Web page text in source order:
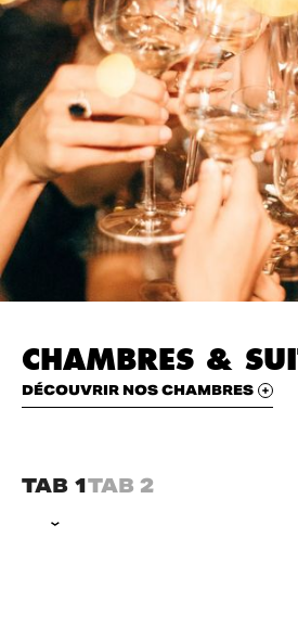
CHAMBRES &
DÉCOUVRIR NOS CHAMBRES
TAB 1TAB 2